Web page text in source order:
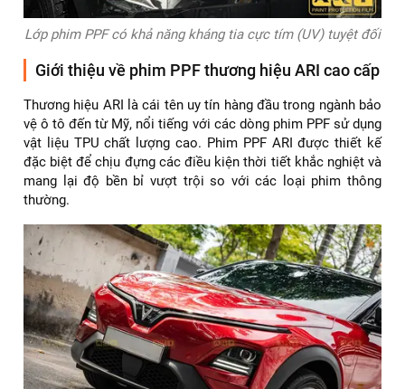
Lớp phim PPF có khả năng kháng tia cực tím (UV) tuyệt đối
Giới thiệu về phim PPF thương hiệu ARI cao cấp
Thương hiệu ARI là cái tên uy tín hàng đầu trong ngành bảo
vệ ô tô đến từ Mỹ, nổi tiếng với các dòng phim PPF sử dụng
vật liệu TPU chất lượng cao. Phim PPF ARI được thiết kế
đặc biệt để chịu đựng các điều kiện thời tiết khắc nghiệt và
mang lại độ bền bỉ vượt trội so với các loại phim thông
thường.